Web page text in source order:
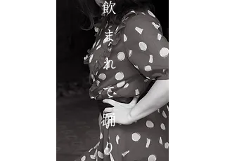
飲
ま
れ
て
踊
り